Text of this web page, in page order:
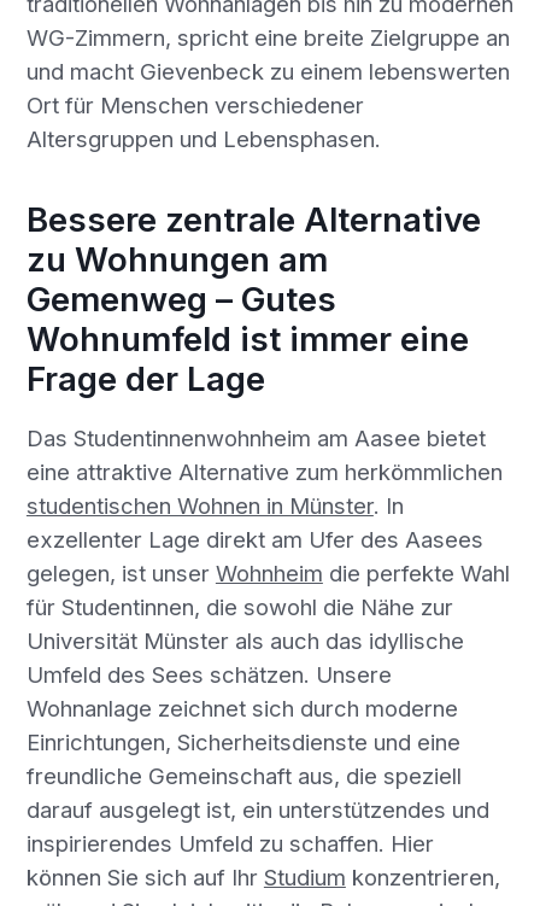
WG-Zimmern, spricht eine breite Zielgruppe an
und macht Gievenbeck zu einem lebenswerten
Ort für Menschen verschiedener
Altersgruppen und Lebensphasen.
Bessere zentrale Alternative
zu Wohnungen am
Gemenweg – Gutes
Wohnumfeld ist immer eine
Frage der Lage
Das Studentinnenwohnheim am Aasee bietet
eine attraktive Alternative zum herkömmlichen
studentischen Wohnen in Münster. In
exzellenter Lage direkt am Ufer des Aasees
gelegen, ist unser Wohnheim die perfekte Wahl
für Studentinnen, die sowohl die Nähe zur
Universität Münster als auch das idyllische
Umfeld des Sees schätzen. Unsere
Wohnanlage zeichnet sich durch moderne
Einrichtungen, Sicherheitsdienste und eine
freundliche Gemeinschaft aus, die speziell
darauf ausgelegt ist, ein unterstützendes und
inspirierendes Umfeld zu schaffen. Hier
können Sie sich auf Ihr Studium konzentrieren,